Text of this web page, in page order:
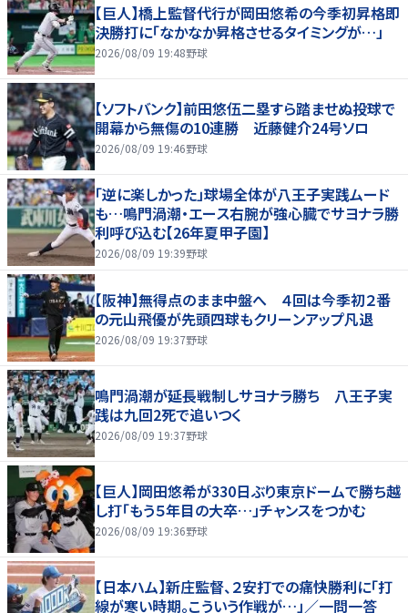
【巨人】橋上監督代行が岡田悠希の今季初昇格即
決勝打に「なかなか昇格させるタイミングが…」
2026/08/09 19:48野球
【ソフトバンク】前田悠伍二塁すら踏ませぬ投球で
開幕から無傷の10連勝 近藤健介24号ソロ
2026/08/09 19:46野球
「逆に楽しかった」球場全体が八王子実践ムード
も…鳴門渦潮・エース右腕が強心臓でサヨナラ勝
利呼び込む【26年夏甲子園】
2026/08/09 19:39野球
【阪神】無得点のまま中盤へ ４回は今季初２番
の元山飛優が先頭四球もクリーンアップ凡退
2026/08/09 19:37野球
鳴門渦潮が延長戦制しサヨナラ勝ち 八王子実
践は九回2死で追いつく
2026/08/09 19:37野球
【巨人】岡田悠希が330日ぶり東京ドームで勝ち越
し打「もう５年目の大卒…」チャンスをつかむ
2026/08/09 19:36野球
【日本ハム】新庄監督、２安打での痛快勝利に「打
線が寒い時期。こういう作戦が…」／一問一答